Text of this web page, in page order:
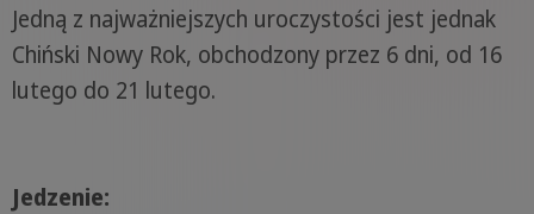
Jedną z najważniejszych uroczystości jest jednak
Chiński Nowy Rok, obchodzony przez 6 dni, od 16
lutego do 21 lutego.
Jedzenie: